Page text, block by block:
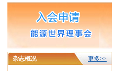
杂志概况 更多>>